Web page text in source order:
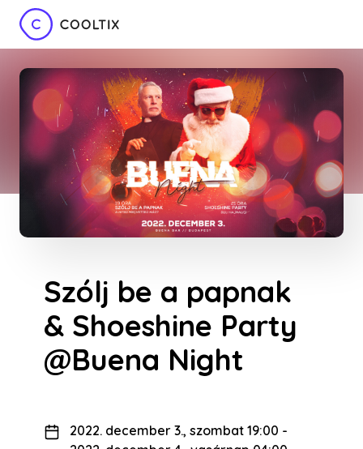
Szólj be a papnak
& Shoeshine Party
@Buena Night
2022. december 3., szombat 19:00 -